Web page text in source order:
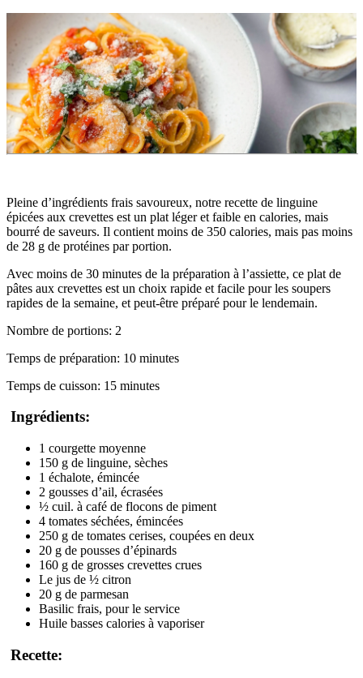
Pleine d’ingrédients frais savoureux, notre recette de linguine
épicées aux crevettes est un plat léger et faible en calories, mais
bourré de saveurs. Il contient moins de 350 calories, mais pas moins
de 28 g de protéines par portion.
Avec moins de 30 minutes de la préparation à l’assiette, ce plat de
pâtes aux crevettes est un choix rapide et facile pour les soupers
rapides de la semaine, et peut-être préparé pour le lendemain.
Nombre de portions: 2
Temps de préparation: 10 minutes
Temps de cuisson: 15 minutes
Ingrédients:
1 courgette moyenne
150 g de linguine, sèches
1 échalote, émincée
2 gousses d’ail, écrasées
½ cuil. à café de flocons de piment
4 tomates séchées, émincées
250 g de tomates cerises, coupées en deux
20 g de pousses d’épinards
160 g de grosses crevettes crues
Le jus de ½ citron
20 g de parmesan
Basilic frais, pour le service
Huile basses calories à vaporiser
Recette: